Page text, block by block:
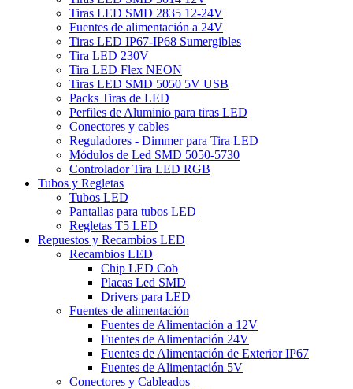
Tiras LED SMD 2835 12-24V
Fuentes de alimentación a 24V
Tiras LED IP67-IP68 Sumergibles
Tira LED 230V
Tira LED Flex NEON
Tiras LED SMD 5050 5V USB
Packs Tiras de LED
Perfiles de Aluminio para tiras LED
Conectores y cables
Reguladores - Dimmer para Tira LED
Módulos de Led SMD 5050-5730
Controlador Tira LED RGB
Tubos y Regletas
Tubos LED
Pantallas para tubos LED
Regletas T5 LED
Repuestos y Recambios LED
Recambios LED
Chip LED Cob
Placas Led SMD
Drivers para LED
Fuentes de alimentación
Fuentes de Alimentación a 12V
Fuentes de Alimentación 24V
Fuentes de Alimentación de Exterior IP67
Fuentes de Alimentación 5V
Conectores y Cableados